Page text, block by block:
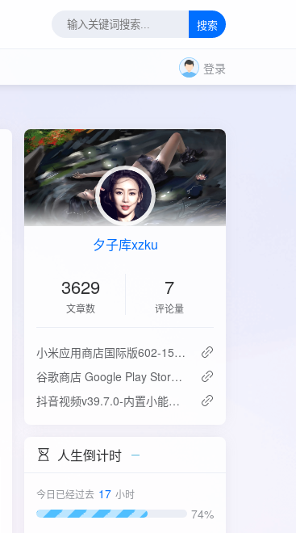
搜索
登录
夕子库xzku
3629
文章数
7
评论量
‌小米应用商店国际版602-15.6.0.2：免登录直下，比谷歌商店快3倍！
谷歌商店 Google Play Store v52.4.42-31版
抖音视频v39.7.0-内置小能手2.0.7模块
人生倒计时
今日已经过去 17 小时
74%